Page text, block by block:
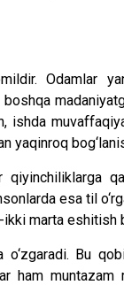
Odamlar
boshqa
ishda
yaqinroq
esa til
marta eshitish
Bu
ham